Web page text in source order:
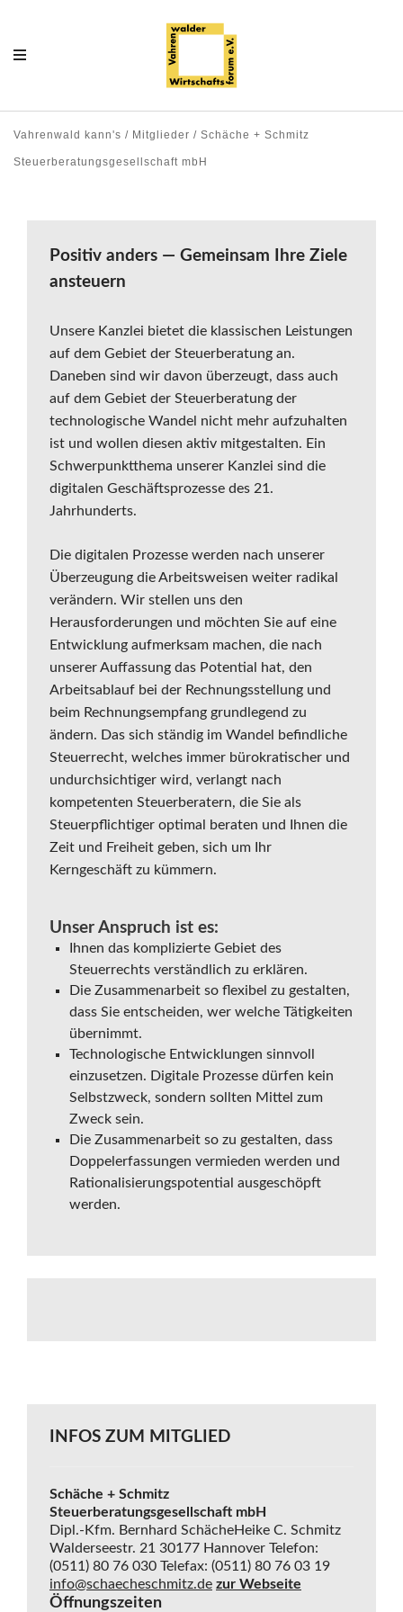
Vahrenwald kann's / Mitglieder / Schäche + Schmitz
Steuerberatungsgesellschaft mbH
Positiv anders — Gemeinsam Ihre Ziele
ansteuern
Unsere Kanzlei bietet die klassischen Leistungen
auf dem Gebiet der Steuerberatung an.
Daneben sind wir davon überzeugt, dass auch
auf dem Gebiet der Steuerberatung der
technologische Wandel nicht mehr aufzuhalten
ist und wollen diesen aktiv mitgestalten. Ein
Schwerpunktthema unserer Kanzlei sind die
digitalen Geschäftsprozesse des 21.
Jahrhunderts.
Die digitalen Prozesse werden nach unserer
Überzeugung die Arbeitsweisen weiter radikal
verändern. Wir stellen uns den
Herausforderungen und möchten Sie auf eine
Entwicklung aufmerksam machen, die nach
unserer Auffassung das Potential hat, den
Arbeitsablauf bei der Rechnungsstellung und
beim Rechnungsempfang grundlegend zu
ändern. Das sich ständig im Wandel befindliche
Steuerrecht, welches immer bürokratischer und
undurchsichtiger wird, verlangt nach
kompetenten Steuerberatern, die Sie als
Steuerpflichtiger optimal beraten und Ihnen die
Zeit und Freiheit geben, sich um Ihr
Kerngeschäft zu kümmern.
Unser Anspruch ist es:
Ihnen das komplizierte Gebiet des
Steuerrechts verständlich zu erklären.
Die Zusammenarbeit so flexibel zu gestalten,
dass Sie entscheiden, wer welche Tätigkeiten
übernimmt.
Technologische Entwicklungen sinnvoll
einzusetzen. Digitale Prozesse dürfen kein
Selbstzweck, sondern sollten Mittel zum
Zweck sein.
Die Zusammenarbeit so zu gestalten, dass
Doppelerfassungen vermieden werden und
Rationalisierungspotential ausgeschöpft
werden.
INFOS ZUM MITGLIED
Schäche + Schmitz
Steuerberatungsgesellschaft mbH
Dipl.-Kfm. Bernhard SchächeHeike C. Schmitz
Walderseestr. 21 30177 Hannover Telefon:
(0511) 80 76 030 Telefax: (0511) 80 76 03 19
info@schaecheschmitz.de zur Webseite
Öffnungszeiten